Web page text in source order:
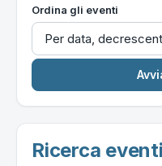
Ordina gli eventi
Ricerca